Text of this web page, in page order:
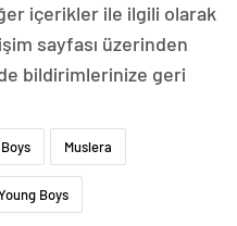
içerikler ile ilgili olarak
sayfası üzerinden
bildirimlerinize geri
Muslera
Boys